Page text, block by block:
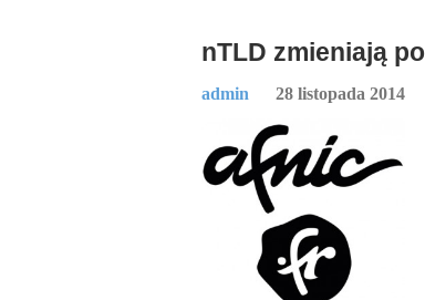
nTLD zmieniają
admin
28 listopada 2014